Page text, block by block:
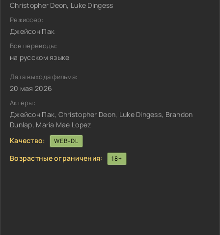
Christopher Deon, Luke Dingess
Режиссер:
Джейсон Пак
Все переводы:
на русском языке
Дата выхода фильма:
20 мая 2026
Актеры:
Джейсон Пак, Christopher Deon, Luke Dingess, Brandon
Dunlap, Maria Mae Lopez
Качество:
WEB-DL
Возрастные ограничения: 18+